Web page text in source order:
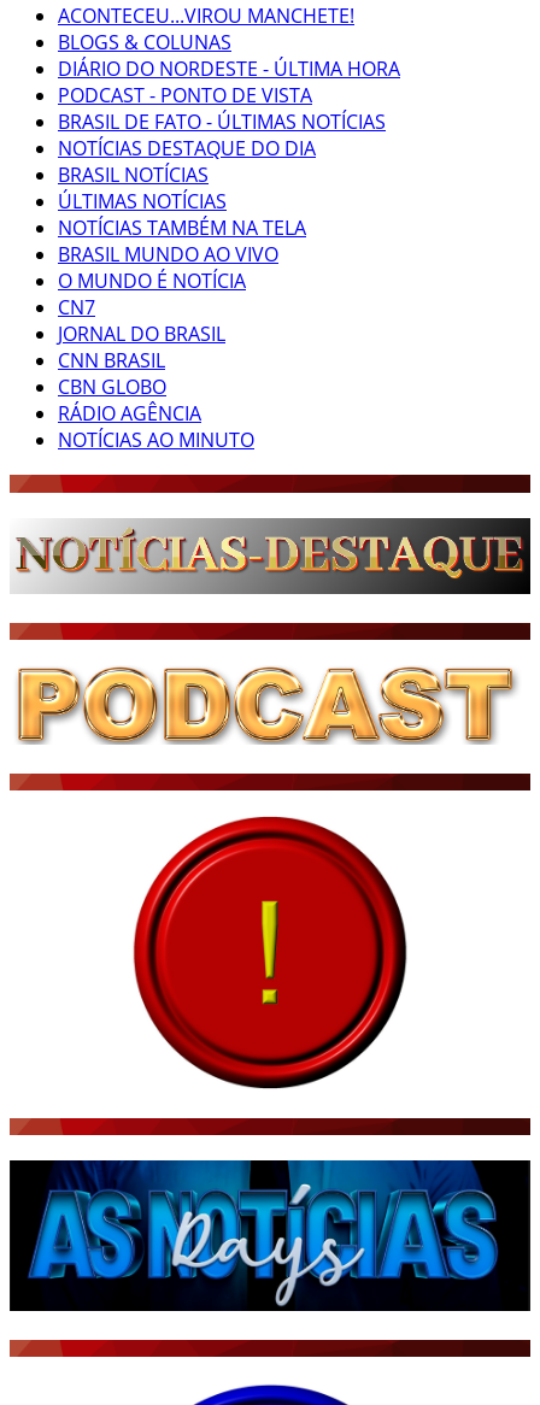
ACONTECEU...VIROU MANCHETE!
BLOGS & COLUNAS
DIÁRIO DO NORDESTE - ÚLTIMA HORA
PODCAST - PONTO DE VISTA
BRASIL DE FATO - ÚLTIMAS NOTÍCIAS
NOTÍCIAS DESTAQUE DO DIA
BRASIL NOTÍCIAS
ÚLTIMAS NOTÍCIAS
NOTÍCIAS TAMBÉM NA TELA
BRASIL MUNDO AO VIVO
O MUNDO É NOTÍCIA
CN7
JORNAL DO BRASIL
CNN BRASIL
CBN GLOBO
RÁDIO AGÊNCIA
NOTÍCIAS AO MINUTO